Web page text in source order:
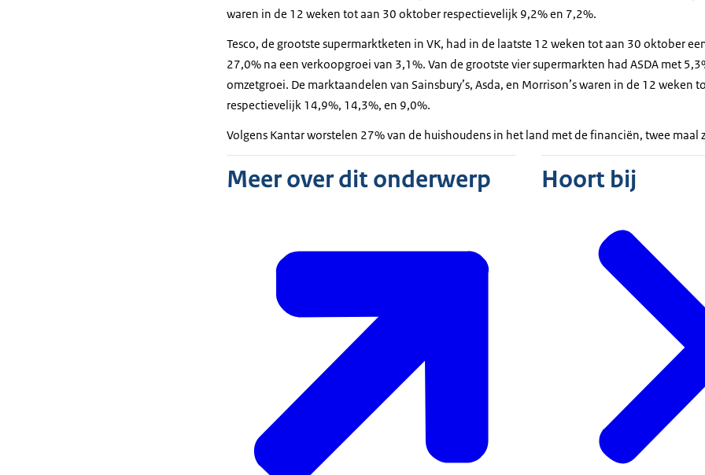
waren in de 12 weken tot aan 30 oktober respectievelijk 9,2% en 7,2%.
Tesco, de grootste supermarktketen in VK, had in de laatste 12 weken tot aan 30 oktober
27,0% na een verkoopgroei van 3,1%. Van de grootste vier supermarkten had ASDA met
omzetgroei. De marktaandelen van Sainsbury’s, Asda, en Morrison’s waren in de 12 weken
respectievelijk 14,9%, 14,3%, en 9,0%.
Volgens Kantar worstelen 27% van de huishoudens in het land met de financiën, twee maal
Meer over dit onderwerp Hoort bij